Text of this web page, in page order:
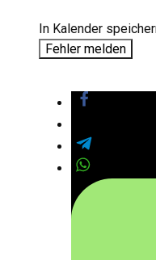
In Kalender
Fehler melden